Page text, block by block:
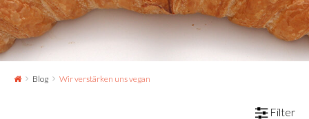
Blog Wir verstärken uns vegan
Filter